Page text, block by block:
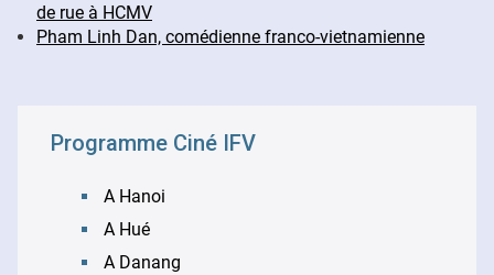
de rue à HCMV
Pham Linh Dan, comédienne franco-vietnamienne
Programme Ciné IFV
A Hanoi
A Hué
A Danang